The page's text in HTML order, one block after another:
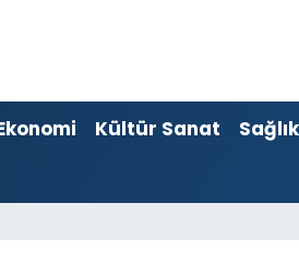
Kültür Sanat Sağlık